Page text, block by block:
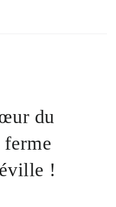
du
ferme
!